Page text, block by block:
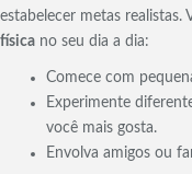
estabelecer metas realistas.
física no seu dia a dia:
Comece com
Experimente
você mais gosta.
Envolva amigos ou